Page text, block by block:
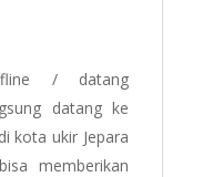
/ datang
datang ke
kota ukir Jepara
memberikan